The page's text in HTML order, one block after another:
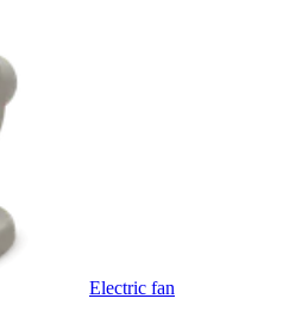
Electric fan